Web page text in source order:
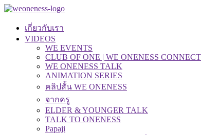
เกี่ยวกับเรา
VIDEOS
WE EVENTS
CLUB OF ONE | WE ONENESS CONNECT
WE ONENESS TALK
ANIMATION SERIES
คลิปสั้น WE ONENESS
จากครู
ELDER & YOUNGER TALK
TALK TO ONENESS
Papaji